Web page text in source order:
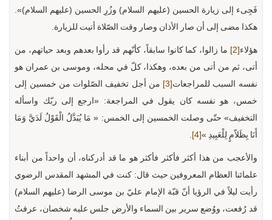
فَجِىء إلى زيارة الحسين (عليهم السلام) وزُرِ الحسين (عليهم السلام)».
هكذا مضى إلى أن صار الأذان وصار وقت الصّلاة أتيت للزيارة.
هؤلاء[2]
ما زالوا، كما كانوا سابقاً، كأنّهم قد رأوا بعدهم وبعد حياتهم، من
أتى، ثم من أتى من بعده، وهكذا، كلّ في محله، وموسى بن عمران هو
نفسه السبب للمراجعات[3]
من أجل تخفيف الصّلوات من خمسين إلى
خمس، هو نفسه كان يقول في المراجعة: «ارجع إلى ربّك واسأله
التخفيف» حتّى وصلت الخمسين إلى الخمس: « مَا يُبَدَّلُ الْقَوْلُ لَدَيَّ وَمَا
أَنَا بِظَلاّمٍ لِلْعَبِيدِ »[4]
.
والأعجب من هذا أكثر فأكثر فأكثر هو ما قد أدركناه، أن واحداً من أبناء
علمائنا العظام المعروفين حيث قال: كنت في المشهد المقدس الرضوي
رأيت ليلاً في الرؤيا أنّ قبّة الإمام عليّ بن موسى الرضا (عليهم السلام)
قد رُفعت، ووُضع سرير بين السماء والأرض جلس عليه شخصان، عرفتُ